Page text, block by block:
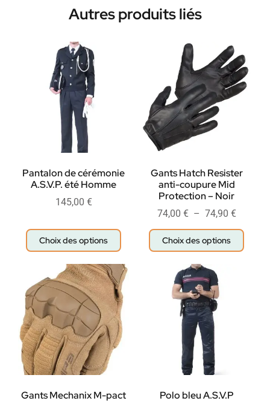
Autres produits liés
Pantalon de cérémonie
A.S.V.P. été Homme
145,00 €
Choix des options
Gants Hatch Resister
anti-coupure Mid
Protection – Noir
74,00 € – 74,90 €
Choix des options
Gants Mechanix M-pact
Polo bleu A.S.V.P